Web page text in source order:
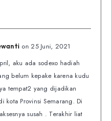
on 25 Juni, 2021
aku ada sodexo hadiah
belum kepake karena kudu
tempat2 yang dijadikan
kota Provinsi Semarang. Di
susah . Terakhir liat